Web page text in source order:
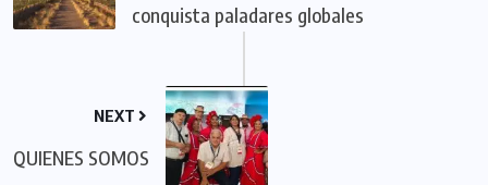
conquista paladares globales
NEXT
QUIENES SOMOS